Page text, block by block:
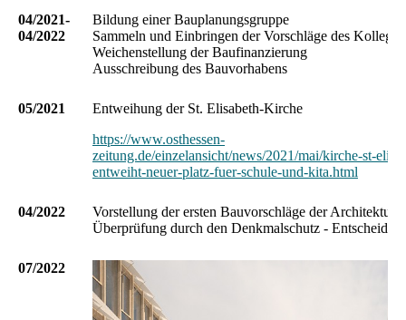
04/2021-
04/2022
Bildung einer Bauplanungsgruppe
Sammeln und Einbringen der Vorschläge des
Weichenstellung der Baufinanzierung
Ausschreibung des Bauvorhabens
05/2021
Entweihung der St. Elisabeth-Kirche
https://www.osthessen-
zeitung.de/einzelansicht/news/2021/mai/kirche-st-
entweiht-neuer-platz-fuer-schule-und-kita.html
04/2022
Vorstellung der ersten Bauvorschläge der
Überprüfung durch den Denkmalschutz -
07/2022